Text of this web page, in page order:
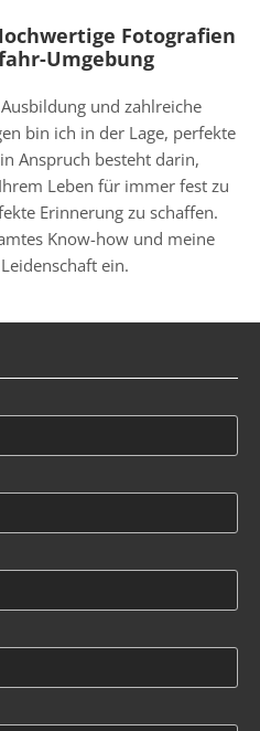
Fotografien
Umgebung
und zahlreiche
bin ich in der Lage, perfekte
Anspruch besteht darin,
Leben für immer fest zu
Erinnerung zu schaffen.
Know-how und meine
ein.